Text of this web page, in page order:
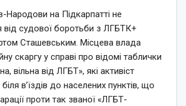
Народови на Підкарпатті не
від судової боротьби з ЛГБТК+
Сташевським. Місцева влада
скаргу у справі про відомі таблички
вільна від ЛГБТ», які активіст
в’їздів до населених пунктів, що
проти так званої «ЛГБТ-